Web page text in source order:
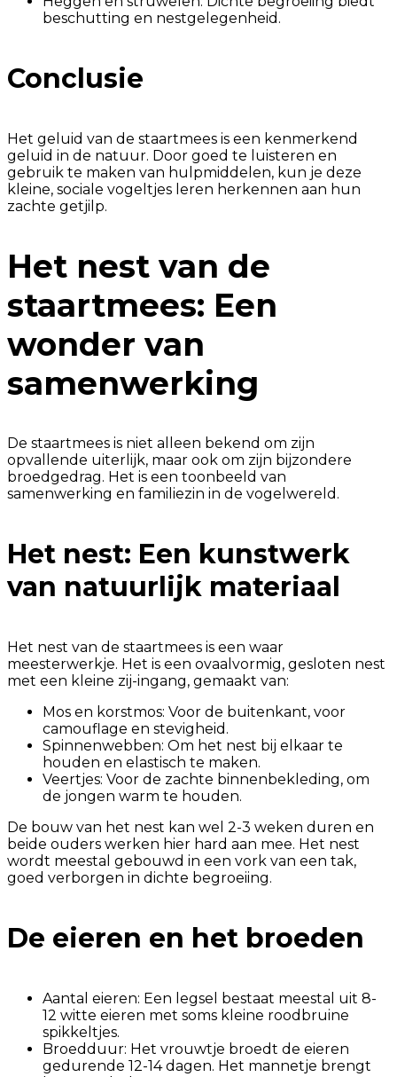
beschutting en nestgelegenheid.
Conclusie
Het geluid van de staartmees is een kenmerkend
geluid in de natuur. Door goed te luisteren en
gebruik te maken van hulpmiddelen, kun je deze
kleine, sociale vogeltjes leren herkennen aan hun
zachte getjilp.
Het nest van de
staartmees: Een
wonder van
samenwerking
De staartmees is niet alleen bekend om zijn
opvallende uiterlijk, maar ook om zijn bijzondere
broedgedrag. Het is een toonbeeld van
samenwerking en familiezin in de vogelwereld.
Het nest: Een kunstwerk
van natuurlijk materiaal
Het nest van de staartmees is een waar
meesterwerkje. Het is een ovaalvormig, gesloten nest
met een kleine zij-ingang, gemaakt van:
Mos en korstmos: Voor de buitenkant, voor
camouflage en stevigheid.
Spinnenwebben: Om het nest bij elkaar te
houden en elastisch te maken.
Veertjes: Voor de zachte binnenbekleding, om
de jongen warm te houden.
De bouw van het nest kan wel 2-3 weken duren en
beide ouders werken hier hard aan mee. Het nest
wordt meestal gebouwd in een vork van een tak,
goed verborgen in dichte begroeiing.
De eieren en het broeden
Aantal eieren: Een legsel bestaat meestal uit 8-
12 witte eieren met soms kleine roodbruine
spikkeltjes.
Broedduur: Het vrouwtje broedt de eieren
gedurende 12-14 dagen. Het mannetje brengt